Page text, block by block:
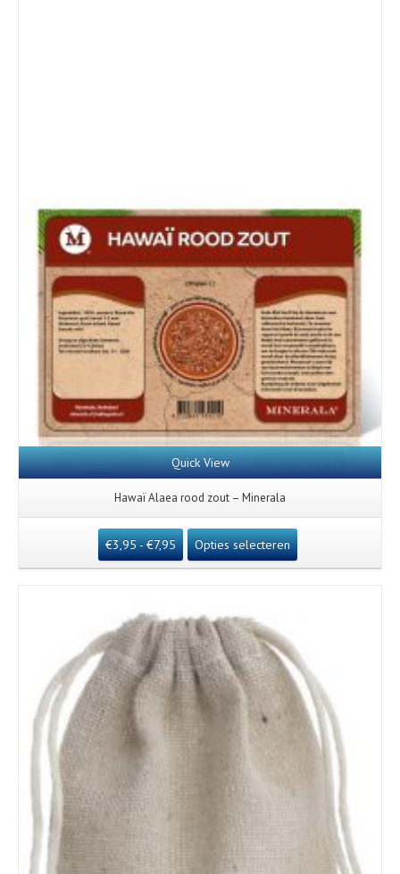
Quick View
Hawaï Alaea rood zout – Minerala
€3,95- €7,95 Opties selecteren